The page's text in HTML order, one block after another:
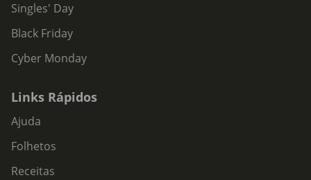
Singles' Day
Black Friday
Cyber Monday
Links Rápidos
Ajuda
Folhetos
Receitas